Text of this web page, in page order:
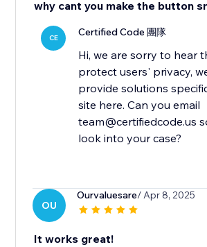
why cant you make the button
CE Certified Code 團隊
Hi, we are sorry to hear
protect users' privacy,
provide solutions
site here. Can you email
team@certifiedcode.us
look into your case?
OU
Ourvaluesare/ Apr 8, 2025
It works great!